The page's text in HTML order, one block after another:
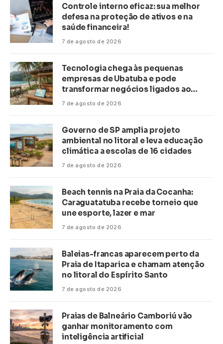
Controle interno eficaz: sua melhor
defesa na proteção de ativos e na
saúde financeira!
7 de agosto de 2026
Tecnologia chega às pequenas
empresas de Ubatuba e pode
transformar negócios ligados ao
turismo no litoral
7 de agosto de 2026
Governo de SP amplia projeto
ambiental no litoral e leva educação
climática a escolas de 16 cidades
7 de agosto de 2026
Beach tennis na Praia da Cocanha:
Caraguatatuba recebe torneio que
une esporte, lazer e mar
7 de agosto de 2026
Baleias-francas aparecem perto da
Praia de Itaparica e chamam atenção
no litoral do Espírito Santo
7 de agosto de 2026
Praias de Balneário Camboriú vão
ganhar monitoramento com
inteligência artificial